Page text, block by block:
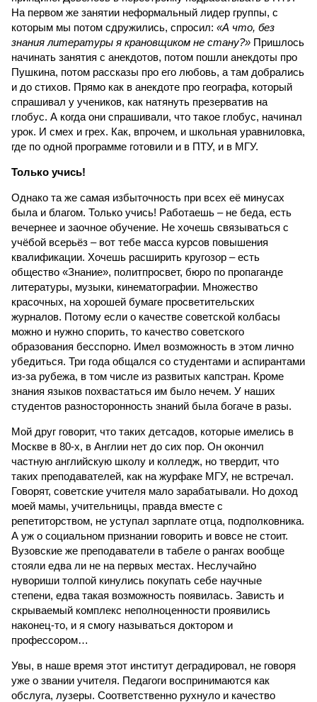
На первом же занятии неформальный лидер группы, с
которым мы потом сдружились, спросил: «А что, без
знания литературы я крановщиком не стану?» Пришлось
начинать занятия с анекдотов, потом пошли анекдоты про
Пушкина, потом рассказы про его любовь, а там добрались
и до стихов. Прямо как в анекдоте про географа, который
спрашивал у учеников, как натянуть презерватив на
глобус. А когда они спрашивали, что такое глобус, начинал
урок. И смех и грех. Как, впрочем, и школьная уравниловка,
где по одной программе готовили и в ПТУ, и в МГУ.
Только учись!
Однако та же самая избыточность при всех её минусах
была и благом. Только учись! Работаешь – не беда, есть
вечернее и заочное обучение. Не хочешь связываться с
учёбой всерьёз – вот тебе масса курсов повышения
квалификации. Хочешь расширить кругозор – есть
общество «Знание», политпросвет, бюро по пропаганде
литературы, музыки, кинематографии. Множество
красочных, на хорошей бумаге просветительских
журналов. Потому если о качестве советской колбасы
можно и нужно спорить, то качество советского
образования бесспорно. Имел возможность в этом лично
убедиться. Три года общался со студентами и аспирантами
из-за рубежа, в том числе из развитых капстран. Кроме
знания языков похвастаться им было нечем. У наших
студентов разносторонность знаний была богаче в разы.
Мой друг говорит, что таких детсадов, которые имелись в
Москве в 80-х, в Англии нет до сих пор. Он окончил
частную английскую школу и колледж, но твердит, что
таких преподавателей, как на журфаке МГУ, не встречал.
Говорят, советские учителя мало зарабатывали. Но доход
моей мамы, учительницы, правда вместе с
репетиторством, не уступал зарплате отца, подполковника.
А уж о социальном признании говорить и вовсе не стоит.
Вузовские же преподаватели в табеле о рангах вообще
стояли едва ли не на первых местах. Неслучайно
нувориши толпой кинулись покупать себе научные
степени, едва такая возможность появилась. Зависть и
скрываемый комплекс неполноценности проявились
наконец-то, и я смогу называться доктором и
профессором…
Увы, в наше время этот институт деградировал, не говоря
уже о звании учителя. Педагоги воспринимаются как
обслуга, лузеры. Соответственно рухнуло и качество